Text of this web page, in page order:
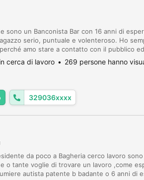
sono un Banconista Bar con 16 anni di
serio, puntuale e volenteroso. Ho
amo stare a contatto con il pubblico
Spero in un vostro contatto. Cordiali
cerca di lavoro 269 persone hanno
329036xxxx
da poco a Bagheria cerco lavoro
o tante voglie di trovare un lavoro ,come
autista patente b badante o 6 anni di